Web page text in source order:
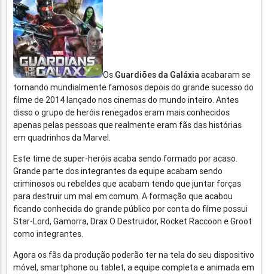
Os Guardiões da Galáxiaacabaram se
tornando mundialmente famosos depois do grande sucesso do
filme de 2014 lançado nos cinemas do mundo inteiro. Antes
disso o grupo de heróis renegados eram mais conhecidos
apenas pelas pessoas que realmente eram fãs das histórias
em quadrinhos da Marvel.
Este time de super-heróis acaba sendo formado por acaso.
Grande parte dos integrantes da equipe acabam sendo
criminosos ou rebeldes que acabam tendo que juntar forças
para destruir um mal em comum. A formação que acabou
ficando conhecida do grande público por conta do filme possui
Star-Lord, Gamorra, Drax O Destruidor, Rocket Raccoon e Groot
como integrantes.
Agora os fãs da produção poderão ter na tela do seu dispositivo
móvel, smartphone ou tablet, a equipe completa e animada em